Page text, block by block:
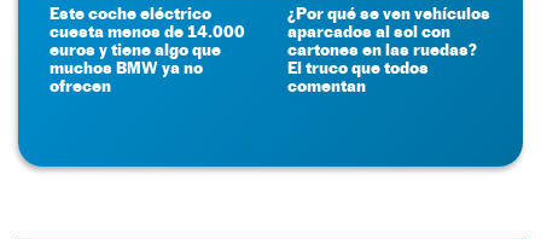
Este coche eléctrico
cuesta menos de 14.000
euros y tiene algo que
muchos BMW ya no
ofrecen
¿Por qué se ven vehículos
aparcados al sol con
cartones en las ruedas?
El truco que todos
comentan